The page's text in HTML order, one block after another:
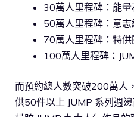
30萬人里程碑：能量
50萬人里程碑：意志
70萬人里程碑：特供
100萬人里程碑：
而預約總人數突破200萬人
供50件以上 JUMP 系列週邊